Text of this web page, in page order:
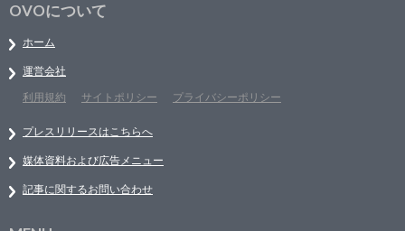
OVOについて
ホーム
運営会社
利用規約
サイトポリシー プライバシーポリシー
プレスリリースはこちらへ
媒体資料および広告メニュー
記事に関するお問い合わせ